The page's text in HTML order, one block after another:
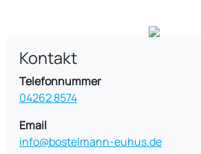
Kontakt
Telefonnummer
04262 8574
Email
info@bostelmann-euhus.de